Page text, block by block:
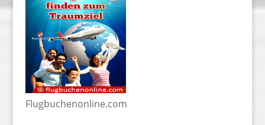
Flugbuchenonline.com